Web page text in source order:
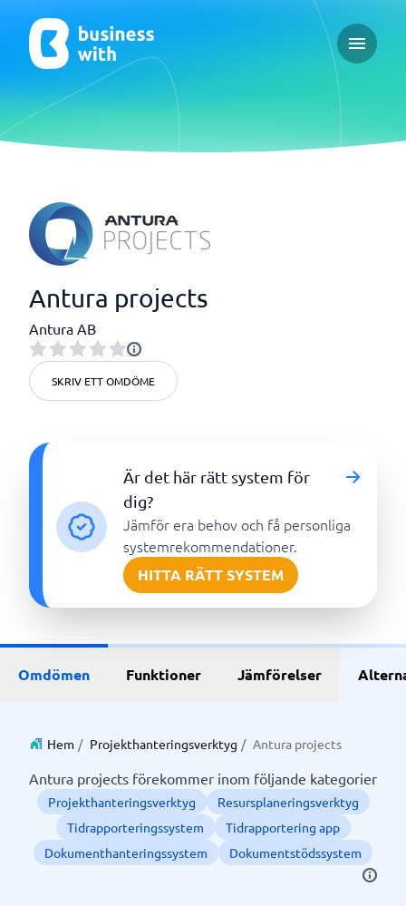
Open
Antura projects
Antura AB
SKRIV ETT OMDÖME
Är det här rätt system för
dig?
Jämför era behov och få personliga
systemrekommendationer.
HITTA RÄTT SYSTEM
Omdömen Funktioner Jämförelser
Hem / Projekthanteringsverktyg / Antura projects
Antura projects förekommer inom följande kategorier
Projekthanteringsverktyg
Resursplaneringsverktyg
Tidrapporteringssystem
Tidrapportering app
Dokumenthanteringssystem
Dokumentstödssystem